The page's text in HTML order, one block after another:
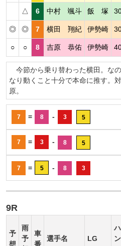
△ 6 中村 颯斗 飯 塚
◎ ◎ 7 横田 翔紀 伊勢崎
○ ○ 8 吉原 恭佑 伊勢崎
今節から乗り替わった横田。な
なり動くこと十分で本命に推す。
原。
7 = 8 - 3 5
7 = 3 - 8 5
7 = 5 - 8 3
9R
予
想
雨
予
車
番
選手名 LG
ハ
ン